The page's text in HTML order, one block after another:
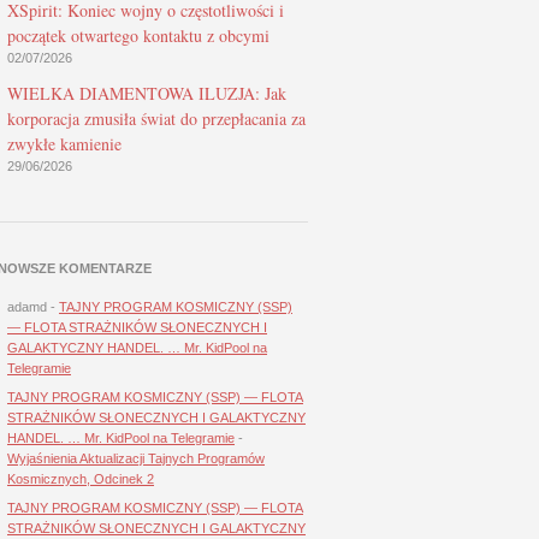
XSpirit: Koniec wojny o częstotliwości i
początek otwartego kontaktu z obcymi
02/07/2026
WIELKA DIAMENTOWA ILUZJA: Jak
korporacja zmusiła świat do przepłacania za
zwykłe kamienie
29/06/2026
KOMENTARZE
adamd - TAJNY PROGRAM KOSMICZNY (SSP)
— FLOTA STRAŻNIKÓW SŁONECZNYCH I
GALAKTYCZNY HANDEL. … Mr. KidPool na
Telegramie
TAJNY PROGRAM KOSMICZNY (SSP) — FLOTA
STRAŻNIKÓW SŁONECZNYCH I GALAKTYCZNY
HANDEL. … Mr. KidPool na Telegramie -
Wyjaśnienia Aktualizacji Tajnych Programów
Kosmicznych, Odcinek 2
TAJNY PROGRAM KOSMICZNY (SSP) — FLOTA
STRAŻNIKÓW SŁONECZNYCH I GALAKTYCZNY